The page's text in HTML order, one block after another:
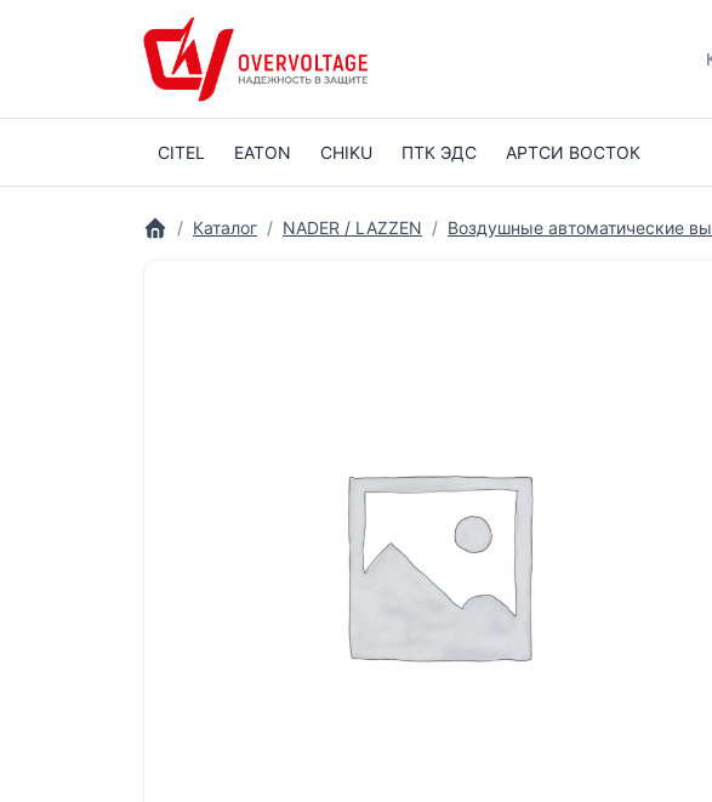
CITEL EATON CHIKU ПТК ЭДС АРТСИ ВОСТОК
Каталог NADER / LAZZEN Воздушные автоматические